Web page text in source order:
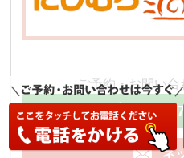
ご予約・お問い
090-
ネ